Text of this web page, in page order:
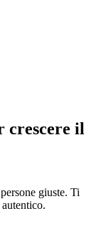
crescere il
giuste. Ti